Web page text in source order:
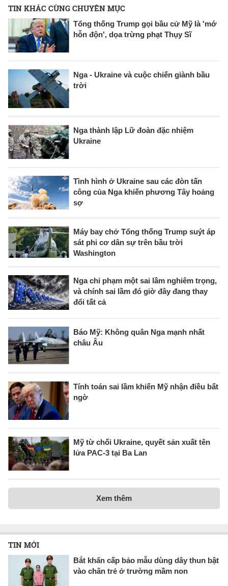
TIN KHÁC CÙNG CHUYÊN MỤC
Tổng thống Trump gọi bầu cử Mỹ là 'mớ
hỗn độn', dọa trừng phạt Thụy Sĩ
Nga - Ukraine và cuộc chiến giành bầu
trời
Nga thành lập Lữ đoàn đặc nhiệm
Ukraine
Tình hình ở Ukraine sau các đòn tấn
công của Nga khiến phương Tây hoảng
sợ
Máy bay chở Tổng thống Trump suýt áp
sát phi cơ dân sự trên bầu trời
Washington
Nga chỉ phạm một sai lầm nghiêm trọng,
và chính sai lầm đó giờ đây đang thay
đổi tất cả
Báo Mỹ: Không quân Nga mạnh nhất
châu Âu
Tính toán sai lầm khiến Mỹ nhận điều bất
ngờ
Mỹ từ chối Ukraine, quyết sản xuất tên
lửa PAC-3 tại Ba Lan
Xem thêm
TIN MỚI
Bắt khẩn cấp bảo mẫu dùng dây thun bật
vào chân trẻ ở trường mầm non